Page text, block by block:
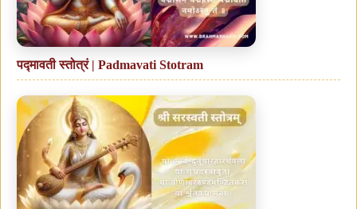
पद्मावती स्तोत्रं | Padmavati Stotram